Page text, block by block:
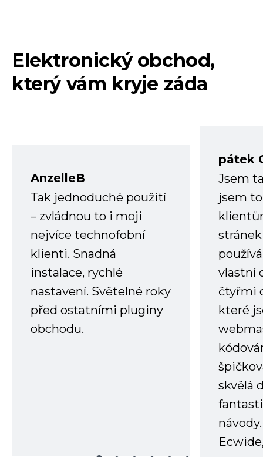
Elektronický obchod,
který vám kryje záda
AnzelleB
Tak jednoduché použití
– zvládnou to i moji
nejvíce technofobní
klienti. Snadná
instalace, rychlé
nastavení. Světelné roky
před ostatními pluginy
obchodu.
pátek
Jsem
jsem
vlastní
čtyřmi
které
skvělá